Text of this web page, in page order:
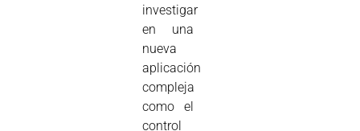
investigar
en una
nueva
aplicación
compleja
como el
control